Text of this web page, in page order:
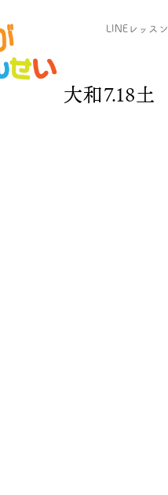
LINEレッスン
大和7.18土